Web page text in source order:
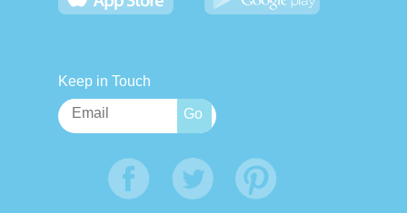
Keep in Touch